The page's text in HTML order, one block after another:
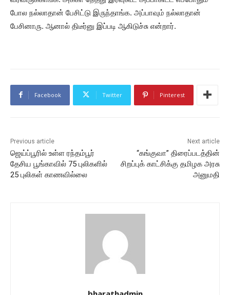
போல நல்லாதான் பேசிட்டு இருந்தாங்க. அப்பாவும் நல்லாதான்
பேசினாரு. ஆனால் திடீர்னு இப்படி ஆகிடுச்சு என்றார்.
Facebook Twitter Pinterest
Previous article
ஜெய்ப்பூரில் உள்ள ரந்தம்பூர்
தேசிய பூங்காவில் 75 புலிகளில்
25 புலிகள் காணவில்லை
Next article
“கங்குவா” திரைப்படத்தின்
சிறப்புக் காட்சிக்கு தமிழக அரசு
அனுமதி